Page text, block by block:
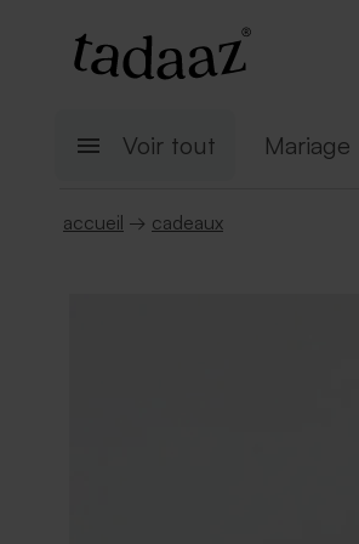
Voir tout Mariage
accueil → cadeaux